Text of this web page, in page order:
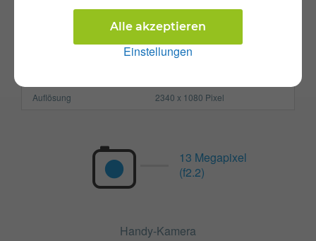
Einstellungen
Alle akzeptieren
198g
Auflösung
2340 x 1080 Pixel
13 Megapixel
(f2.2)
Handy-Kamera